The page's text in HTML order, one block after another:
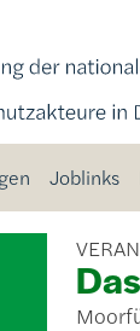
Joblinks